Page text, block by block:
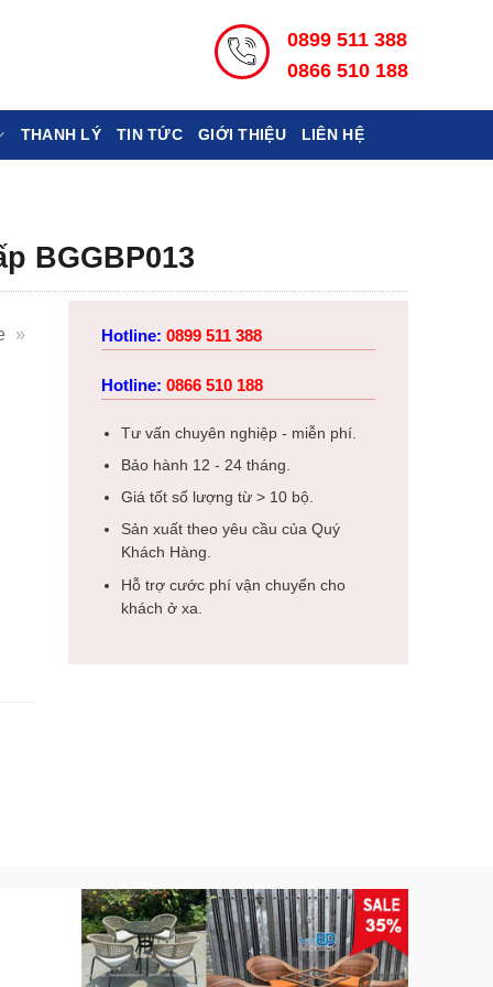
0899 511 388
0866 510 188
THANH LÝ TIN TỨC GIỚI THIỆU LIÊN HỆ
BGGBP013
» Hotline: 0899 511 388
Hotline: 0866 510 188
Tư vấn chuyên nghiệp - miễn phí.
Bảo hành 12 - 24 tháng.
Giá tốt số lượng từ > 10 bộ.
Sản xuất theo yêu cầu của Quý
Khách Hàng.
Hỗ trợ cước phí vận chuyển cho
khách ở xa.